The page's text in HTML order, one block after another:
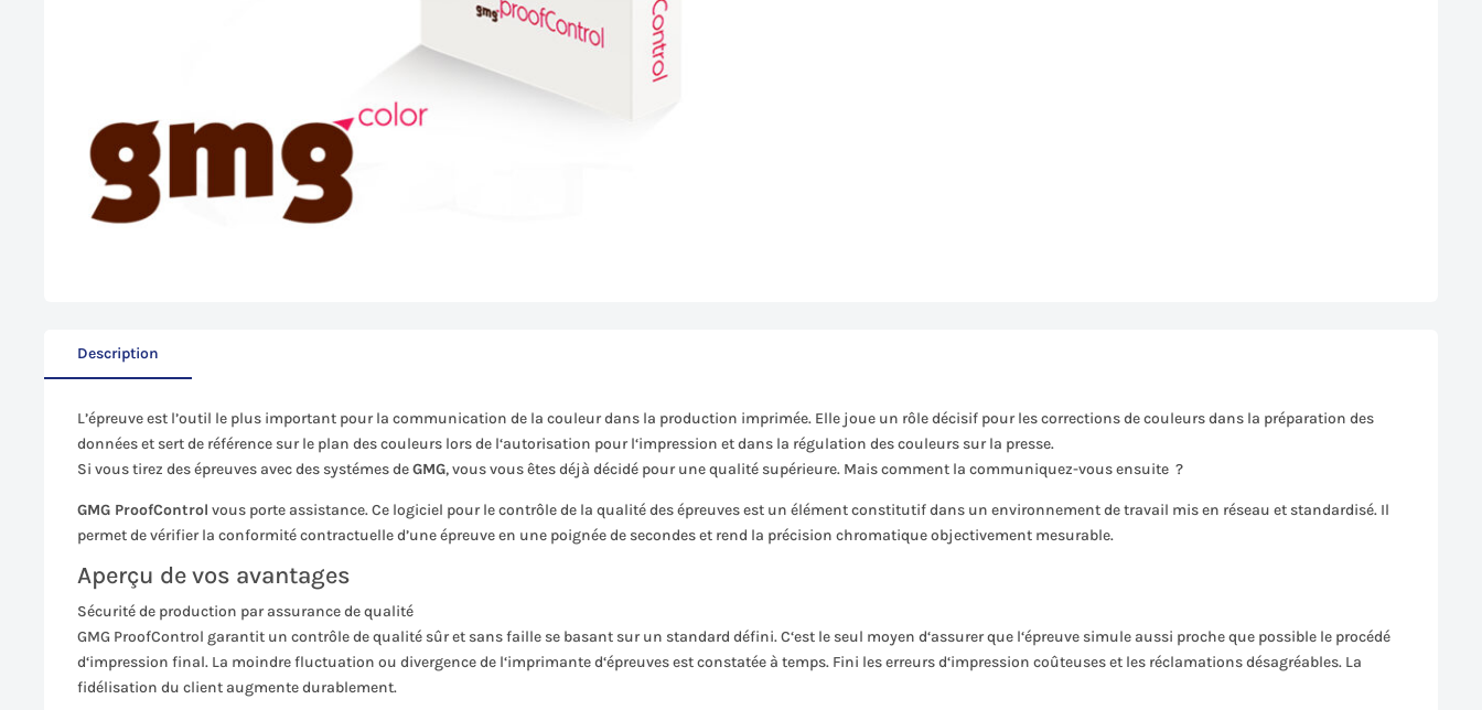
Description
L’épreuve est l’outil le plus important pour la communication de la couleur dans la production imprimée. Elle joue un rôle décisif pour les corrections de couleurs dans la préparation des
données et sert de référence sur le plan des couleurs lors de l‘autorisation pour l‘impression et dans la régulation des couleurs sur la presse.
Si vous tirez des épreuves avec des systémes deGMG, vous vous êtes déjà décidé pour une qualité supérieure. Mais comment la communiquez-vous ensuite ?
GMG ProofControl vous porte assistance. Ce logiciel pour le contrôle de la qualité des épreuves est un élément constitutif dans un environnement de travail mis en réseau et standardisé. Il
permet de vérifier la conformité contractuelle d’une épreuve en une poignée de secondes et rend la précision chromatique objectivement mesurable.
Aperçu de vos avantages
Sécurité de production par assurance de qualité
GMG ProofControl garantit un contrôle de qualité sûr et sans faille se basant sur un standard défini. C‘est le seul moyen d‘assurer que l‘épreuve simule aussi proche que possible le procédé
d‘impression final. La moindre fluctuation ou divergence de l‘imprimante d‘épreuves est constatée à temps. Fini les erreurs d‘impression coûteuses et les réclamations désagréables. La
fidélisation du client augmente durablement.